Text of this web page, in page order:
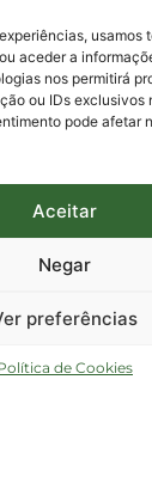
usamos
aceder a
nos permitirá
ou IDs exclusivos
pode afetar
Aceitar
Negar
preferências
de Cookies
à Pesquisa
à Inovação
à Bolsas
à
à
Fapesc /